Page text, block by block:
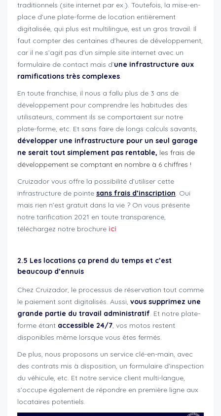
traditionnels (site internet par ex.). Toutefois, la mise-en-
place d’une plate-forme de location entièrement
digitalisée, qui plus est multilingue, est un gros travail. Il
faut compter des centaines d’heures de développement,
car il ne s’agit pas d’un simple site internet avec un
formulaire de contact mais d’une infrastructure aux
ramifications très complexes.
En toute franchise, il nous a fallu plus de 3 ans de
développement pour comprendre les habitudes des
utilisateurs, comment ils se comportaient sur notre
plate-forme, etc. Et sans faire de longs calculs savants,
développer une infrastructure pour un seul garage
ne serait tout simplement pas rentable, les frais de
développement se comptant en nombre à 6 chiffres !
Cruizador vous offre la possibilité d’utiliser cette
infrastructure de pointe sans frais d’inscription. Oui
mais rien n’est gratuit dans la vie ? On vous présente
notre tarification 2021 en toute transparence,
téléchargez notre brochure ici
2.5 Les locations ça prend du temps et c’est
beaucoup d’ennuis
Chez Cruizador, le processus de réservation tout comme
le paiement sont digitalisés. Aussi, vous supprimez une
grande partie du travail administratif. Et notre plate-
forme étant accessible 24/7, vos motos restent
disponibles même lorsque vous êtes fermés.
De plus, nous proposons un service clé-en-main, avec
des contrats mis à disposition, un formulaire d’inspection
du véhicule, etc. Et notre service client multi-langue,
s’occupe également de répondre en première ligne aux
locataires potentiels.